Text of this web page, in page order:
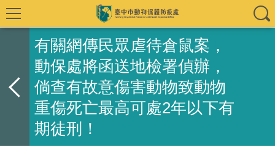
有關網傳民眾虐待倉鼠案，
動保處將函送地檢署偵辦，
倘查有故意傷害動物致動物
重傷死亡最高可處2年以下有
期徒刑！